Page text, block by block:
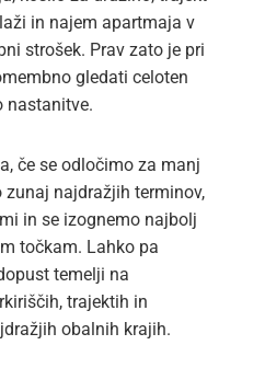
in najem apartmaja v
strošek. Prav zato je pri
gledati celoten
nastanitve.
če se odločimo za manj
zunaj najdražjih terminov,
in se izognemo najbolj
točkam. Lahko pa
temelji na
trajektih in
obalnih krajih.